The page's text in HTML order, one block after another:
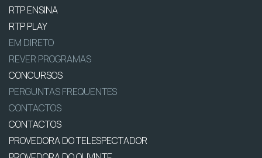
RTP ENSINA
RTP PLAY
EM DIRETO
REVER PROGRAMAS
CONCURSOS
PERGUNTAS FREQUENTES
CONTACTOS
CONTACTOS
PROVEDORA DO TELESPECTADOR